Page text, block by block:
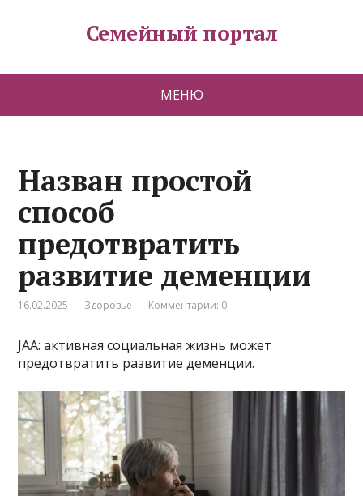
Семейный портал
МЕНЮ
Назван простой
способ
предотвратить
развитие деменции
16.02.2025 Здоровье Комментарии: 0
JAA: активная социальная жизнь может
предотвратить развитие деменции.